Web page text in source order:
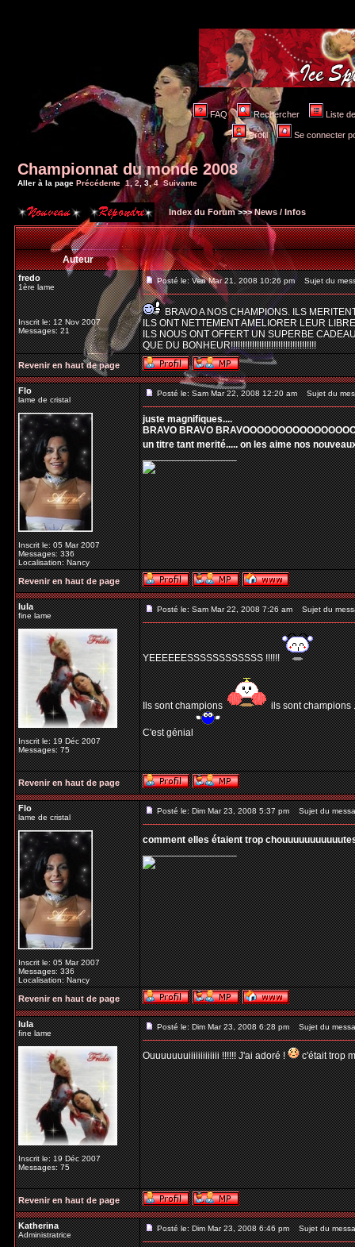
FAQ Rechercher Liste
Profil Se connecter
Championnat du monde 2008
Aller à la page Précédente 1,2 3,4 Suivante
Index du Forum>>>News / Infos
Auteur
fredo
1ère lame
Inscrit le: 12 Nov 2007
Messages: 21
Posté le: Ven Mar 21, 2008 10:26 pm Sujet du
BRAVO A NOS CHAMPIONS. ILS
ILS ONT NETTEMENT AMELIORER LEUR
ILS NOUS ONT OFFERT UN SUPERBE
QUE DU BONHEUR!!!!!!!!!!!!!!!!!!!!!!!!!!!!!!!!!!!!
Revenir en haut de page
Flo
lame de cristal
Inscrit le: 05 Mar 2007
Messages: 336
Localisation: Nancy
Posté le: Sam Mar 22, 2008 12:20 am Sujet du
juste magnifiques....
BRAVO BRAVO
un titre tant merité..... on les aime nos
_________________
Revenir en haut de page
lula
fine lame
Inscrit le: 19 Déc 2007
Messages: 75
Posté le: Sam Mar 22, 2008 7:26 am Sujet du
YEEEEEESSSSSSSSSSSS !!!!!!
Ils sont champions ils sont champions .
C'est génial
Revenir en haut de page
Flo
lame de cristal
Inscrit le: 05 Mar 2007
Messages: 336
Localisation: Nancy
Posté le: Dim Mar 23, 2008 5:37 pm Sujet du
comment elles étaient trop
_________________
Revenir en haut de page
lula
fine lame
Inscrit le: 19 Déc 2007
Messages: 75
Posté le: Dim Mar 23, 2008 6:28 pm Sujet du
Ouuuuuuuiiiiiiiiiiiii !!!!!! J'ai adoré ! c'était trop
Revenir en haut de page
Katherina
Administratrice
Posté le: Dim Mar 23, 2008 6:46 pm Sujet du